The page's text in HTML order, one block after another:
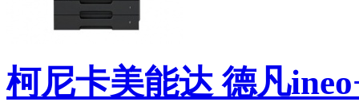
柯尼卡美能达 德凡